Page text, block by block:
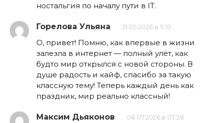
ностальгия по началу пути в IT.
Горелова Ульяна 21.05.2026 в 11:10
О, привет! Помню, как впервые в жизни
залезла в интернет — полный улёт, как
будто мир открылся с новой стороны. В
душе радость и кайф, спасибо за такую
классную тему! Теперь каждый день как
праздник, мир реально классный!
Максим Дьяконов 08.07.2026 в 07:28